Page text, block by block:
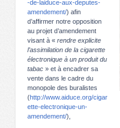
-de-laiduce-aux-deputes-
amendement/) afin
d’affirmer notre opposition
au projet d’amendement
visant à « rendre explicite
l’assimilation de la cigarette
électronique à un produit du
tabac » et à encadrer sa
vente dans le cadre du
monopole des buralistes
(http://www.aiduce.org/cigar
ette-electronique-un-
amendement/),